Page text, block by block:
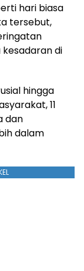
hari biasa
tersebut,
di
hingga
11
dan
dalam